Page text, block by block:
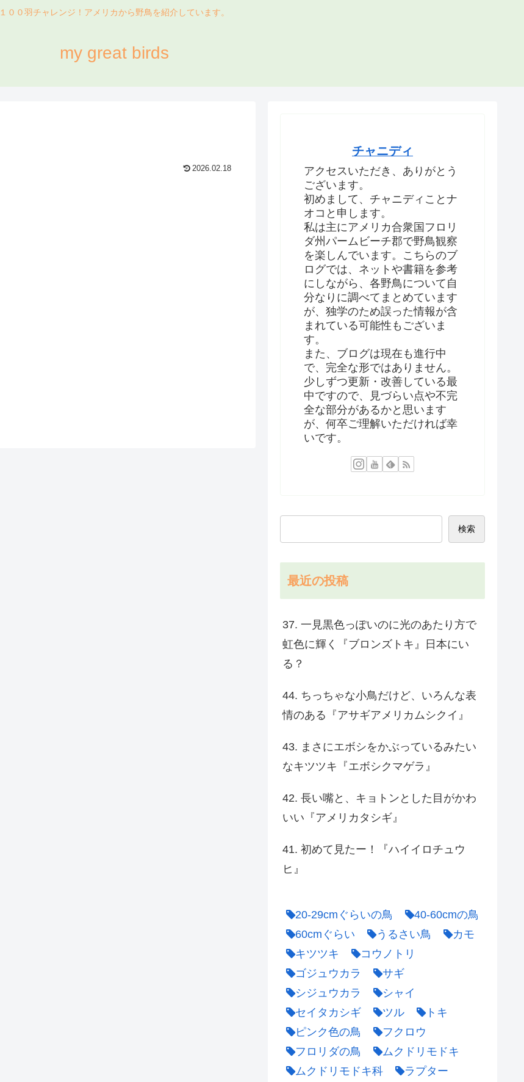
１００羽チャレンジ！アメリカから野鳥を紹介しています。
my great birds
2026.02.18
チャニディ
アクセスいただき、ありがとう
ございます。
初めまして、チャニディことナ
オコと申します。
私は主にアメリカ合衆国フロリ
ダ州パームビーチ郡で野鳥観察
を楽しんでいます。こちらのブ
ログでは、ネットや書籍を参考
にしながら、各野鳥について自
分なりに調べてまとめています
が、独学のため誤った情報が含
まれている可能性もございま
す。
また、ブログは現在も進行中
で、完全な形ではありません。
少しずつ更新・改善している最
中ですので、見づらい点や不完
全な部分があるかと思います
が、何卒ご理解いただければ幸
いです。
検索
最近の投稿
37. 一見黒色っぽいのに光のあたり方で
虹色に輝く『ブロンズトキ』日本にい
る？
44. ちっちゃな小鳥だけど、いろんな表
情のある『アサギアメリカムシクイ』
43. まさにエボシをかぶっているみたい
なキツツキ『エボシクマゲラ』
42. 長い嘴と、キョトンとした目がかわ
いい『アメリカタシギ』
41. 初めて見たー！『ハイイロチュウ
ヒ』
20-29cmぐらいの鳥
40-60cmの鳥
60cmぐらい
うるさい鳥
カモ
キツツキ
コウノトリ
ゴジュウカラ
サギ
シジュウカラ
シャイ
セイタカシギ
ツル
トキ
ピンク色の鳥
フクロウ
フロリダの鳥
ムクドリモドキ
ムクドリモドキ科
ラプター